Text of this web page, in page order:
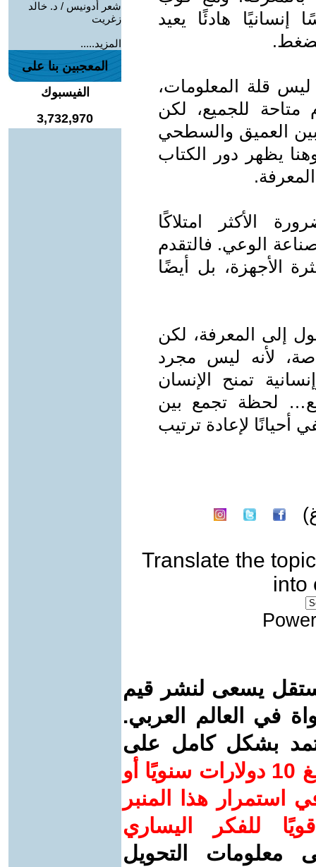
هادئًا يعيد
قلة المعلومات،
للجميع، لكن
بين العميق والسطحي
يظهر دور الكتاب
الأكثر امتلاكًا
الوعي. فالتقدم
الأجهزة، بل أيضًا
إلى المعرفة، لكن
لأنه ليس مجرد
تمنح الإنسان
لحظة تجمع بين
لإعادة ترتيب
Translate the topic
into
يسعى لنشر قيم
في العالم العربي.
بشكل كامل على
ساهم/ي معنا! بدعمكم بمبلغ 10 دولارات سنويًا أو
استمرار هذا المنبر
للفكر اليساري
معلومات التحويل
شعر أدونيس / د. خالد
زغريت
المزيد.....
المعجبين بنا على
الفيسبوك
3,732,970